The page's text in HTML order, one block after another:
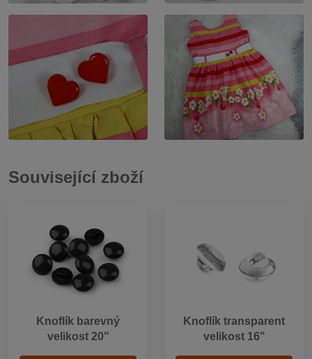
Související zboží
Knoflík barevný
velikost 20"
Knoflík transparent
velikost 16"